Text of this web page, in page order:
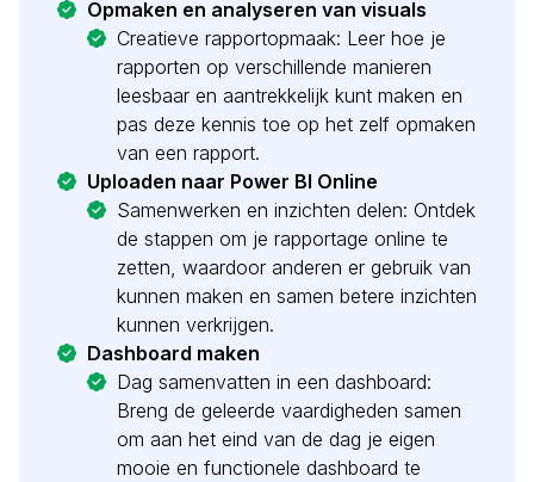
Opmaken en analyseren van visuals
Creatieve rapportopmaak: Leer hoe je
rapporten op verschillende manieren
leesbaar en aantrekkelijk kunt maken en
pas deze kennis toe op het zelf opmaken
van een rapport.
Uploaden naar Power BI Online
Samenwerken en inzichten delen: Ontdek
de stappen om je rapportage online te
zetten, waardoor anderen er gebruik van
kunnen maken en samen betere inzichten
kunnen verkrijgen.
Dashboard maken
Dag samenvatten in een dashboard:
Breng de geleerde vaardigheden samen
om aan het eind van de dag je eigen
mooie en functionele dashboard te